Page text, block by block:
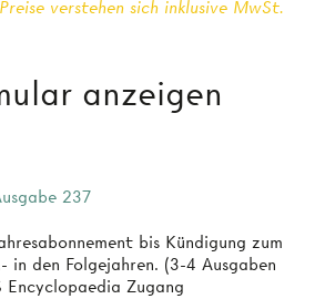
verstehen sich inklusive MwSt.
anzeigen
237
bis Kündigung zum
in den Folgejahren. (3-4 Ausgaben
Encyclopaedia Zugang